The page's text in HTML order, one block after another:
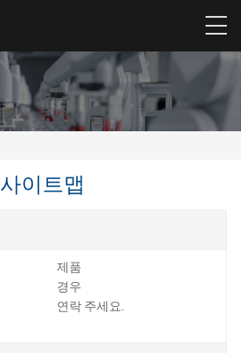
사이트맵
제품
경우
연락 주세요.